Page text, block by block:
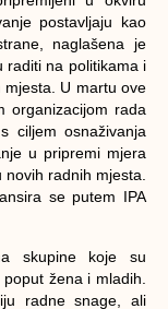
postavljaju kao
naglašena je
raditi na politikama i
U martu ove
organizacijom rada
ciljem osnaživanja
u pripremi mjera
radnih mjesta.
se putem IPA
skupine koje su
žena i mladih.
radne snage, ali